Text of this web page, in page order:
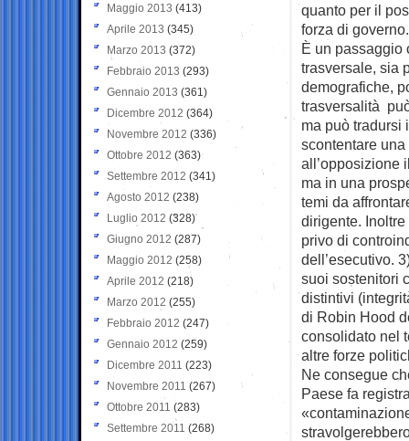
quanto per il
forza di governo.
È un passaggio
trasversale, sia
demografiche,
trasversalità
ma può tradursi
scontentare
all’opposizione
ma in una
temi da
dirigente.
privo di
dell’esecutivo.
suoi sostenitori
distintivi
di Robin Hood
consolidato nel
altre forze
Ne consegue
Paese fa
Maggio 2013 (413)
Aprile 2013 (345)
Marzo 2013 (372)
Febbraio 2013 (293)
Gennaio 2013 (361)
Dicembre 2012 (364)
Novembre 2012 (336)
Ottobre 2012 (363)
Settembre 2012 (341)
Agosto 2012 (238)
Luglio 2012 (328)
Giugno 2012 (287)
Maggio 2012 (258)
Aprile 2012 (218)
Marzo 2012 (255)
Febbraio 2012 (247)
Gennaio 2012 (259)
Dicembre 2011 (223)
Novembre 2011 (267)
Ottobre 2011 (283)
Settembre 2011 (268)